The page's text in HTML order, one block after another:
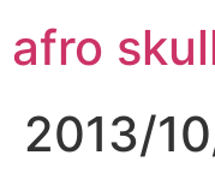
ン
テafro
2013/